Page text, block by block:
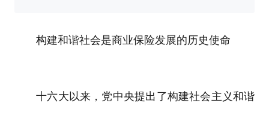
构建和谐社会是商业保险发展的历史使命
十六大以来，党中央提出了构建社会主义和谐